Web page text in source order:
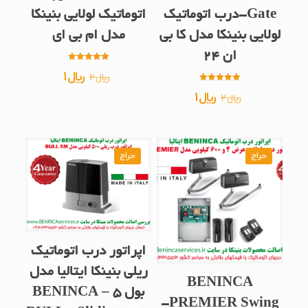
Gate-درب اتوماتیک
لولایی بنینکا مدل کا بی
ان 24
5.00
از 5 ﷼2 قیمت
﷼2
بود.
﷼1
﷼1
است.
اتوماتیک لولایی بنینکا
مدل ام بی ای
5.00
از 5 ﷼2 قیمت
بود.
﷼1قیمت
است.
حراج
BENINCA
PREMIER Swing-
حراج
اپراتور درب اتوماتیک
ریلی بنینکا ایتالیا مدل
بول 5 – BENINCA